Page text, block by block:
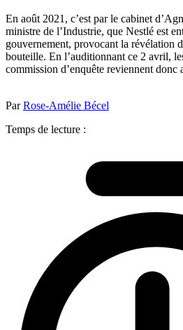
En août 2021, c’est par le cabinet
ministre de l’Industrie, que Nestlé est
gouvernement, provocant la révélation
bouteille. En l’auditionnant ce 2 avril,
commission d’enquête reviennent donc
ParRose-Amélie Bécel
Temps de lecture :